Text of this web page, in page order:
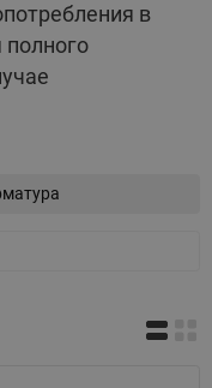
в